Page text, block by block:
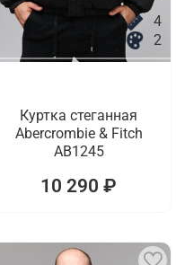
4
2
Куртка стеганная
Abercrombie & Fitch
AB1245
10 290 ₽